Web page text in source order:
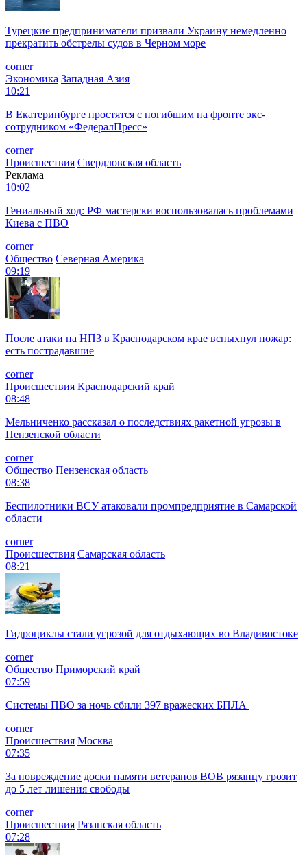
Турецкие предприниматели призвали Украину немедленно
прекратить обстрелы судов в Черном море
corner
Экономика Западная Азия
10:21
В Екатеринбурге простятся с погибшим на фронте экс-
сотрудником «ФедералПресс»
corner
Происшествия Свердловская область
Реклама
10:02
Гениальный ход: РФ мастерски воспользовалась проблемами
Киева с ПВО
corner
Общество Северная Америка
09:19
После атаки на НПЗ в Краснодарском крае вспыхнул пожар:
есть пострадавшие
corner
Происшествия Краснодарский край
08:48
Мельниченко рассказал о последствиях ракетной угрозы в
Пензенской области
corner
Общество Пензенская область
08:38
Беспилотники ВСУ атаковали промпредприятие в Самарской
области
corner
Происшествия Самарская область
08:21
Гидроциклы стали угрозой для отдыхающих во Владивостоке
corner
Общество Приморский край
07:59
Системы ПВО за ночь сбили 397 вражеских БПЛА
corner
Происшествия Москва
07:35
За повреждение доски памяти ветеранов ВОВ рязанцу грозит
до 5 лет лишения свободы
corner
Происшествия Рязанская область
07:28